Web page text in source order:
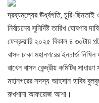
দ্রব্যমূল্যের ঊর্ধ্বগতি, চুরি-ছিনতাই
নির্বাচনের সুনির্দিষ্ট তারিখ
ফেব্রুয়ারি ২০২৫ বিকাল ৪:৩০টায়
বাসদ ঢাকা মহানগরের ইনচার্জ
রাখেন বাসদ কেন্দ্রীয় কমিটির
মহানগরের সদস্য আহসান হাবিব
রুখশানা আফরোজ আশা।